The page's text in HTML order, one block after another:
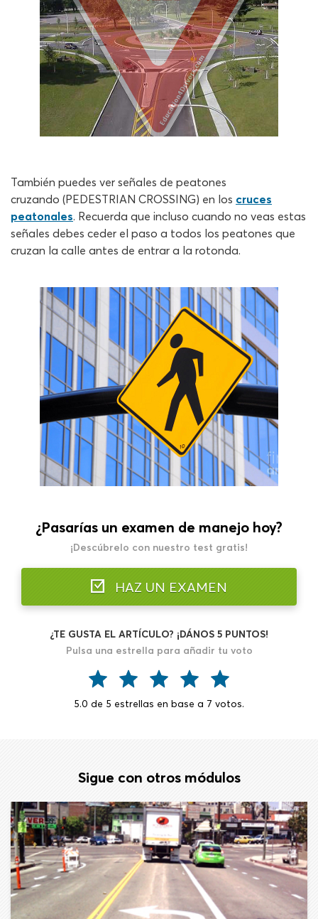
También puedes ver señales de peatones
cruzando (PEDESTRIAN CROSSING) en los cruces
peatonales. Recuerda que incluso cuando no veas estas
señales debes ceder el paso a todos los peatones que
cruzan la calle antes de entrar a la rotonda.
¿Pasarías un examen de manejo hoy?
¡Descúbrelo con nuestro test gratis!
HAZ UN EXAMEN
¿TE GUSTA EL ARTÍCULO? ¡DÁNOS 5 PUNTOS!
Pulsa una estrella para añadir tu voto
5.0 de 5 estrellas en base a 7 votos.
Sigue con otros módulos